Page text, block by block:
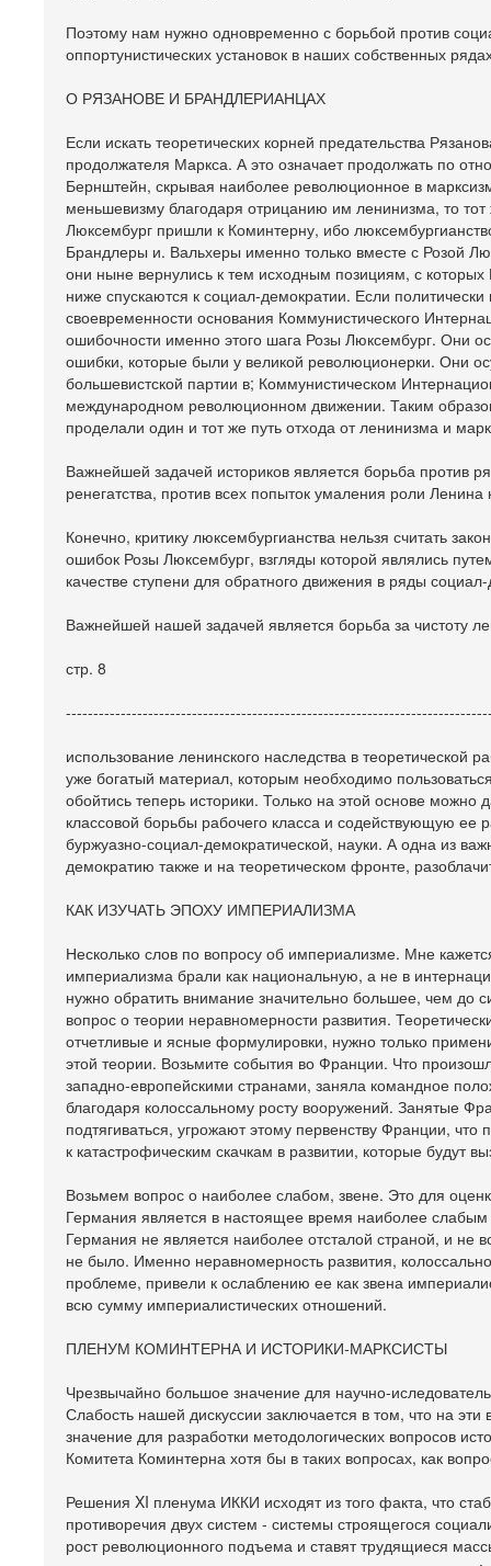
Поэтому нам нужно одновременно с борьбой против
оппортунистических установок в наших собственных
О РЯЗАНОВЕ И БРАНДЛЕРИАНЦАХ
Если искать теоретических корней предательства
продолжателя Маркса. А это означает продолжать по
Бернштейн, скрывая наиболее революционное в
меньшевизму благодаря отрицанию им ленинизма, то
Люксембург пришли к Коминтерну, ибо
Брандлеры и. Вальхеры именно только вместе с Розой
они ныне вернулись к тем исходным позициям, с
ниже спускаются к социал-демократии. Если
своевременности основания Коммунистического
ошибочности именно этого шага Розы Люксембург. Они
ошибки, которые были у великой революционерки. Они
большевистской партии в; Коммунистическом
международном революционном движении. Таким
проделали один и тот же путь отхода от ленинизма и
Важнейшей задачей историков является борьба против
ренегатства, против всех попыток умаления роли
Конечно, критику люксембургианства нельзя считать
ошибок Розы Люксембург, взгляды которой являлись
качестве ступени для обратного движения в ряды
Важнейшей нашей задачей является борьба за чистоту
стр. 8
использование ленинского наследства в теоретической
уже богатый материал, которым необходимо
обойтись теперь историки. Только на этой основе
классовой борьбы рабочего класса и содействующую ее
буржуазно-социал-демократической, науки. А одна из
демократию также и на теоретическом фронте,
КАК ИЗУЧАТЬ ЭПОХУ ИМПЕРИАЛИЗМА
Несколько слов по вопросу об империализме. Мне
империализма брали как национальную, а не в
нужно обратить внимание значительно большее, чем
вопрос о теории неравномерности развития.
отчетливые и ясные формулировки, нужно только
этой теории. Возьмите события во Франции. Что
западно-европейскими странами, заняла командное
благодаря колоссальному росту вооружений. Занятые
подтягиваться, угрожают этому первенству Франции,
к катастрофическим скачкам в развитии, которые будут
Возьмем вопрос о наиболее слабом, звене. Это для
Германия является в настоящее время наиболее
Германия не является наиболее отсталой страной, и не
не было. Именно неравномерность развития,
проблеме, привели к ослаблению ее как звена
всю сумму империалистических отношений.
ПЛЕНУМ КОМИНТЕРНА И ИСТОРИКИ-МАРКСИСТЫ
Чрезвычайно большое значение для научно-
Слабость нашей дискуссии заключается в том, что на
значение для разработки методологических вопросов
Комитета Коминтерна хотя бы в таких вопросах, как
Решения XI пленума ИККИ исходят из того факта, что
противоречия двух систем - системы строящегося
рост революционного подъема и ставят трудящиеся